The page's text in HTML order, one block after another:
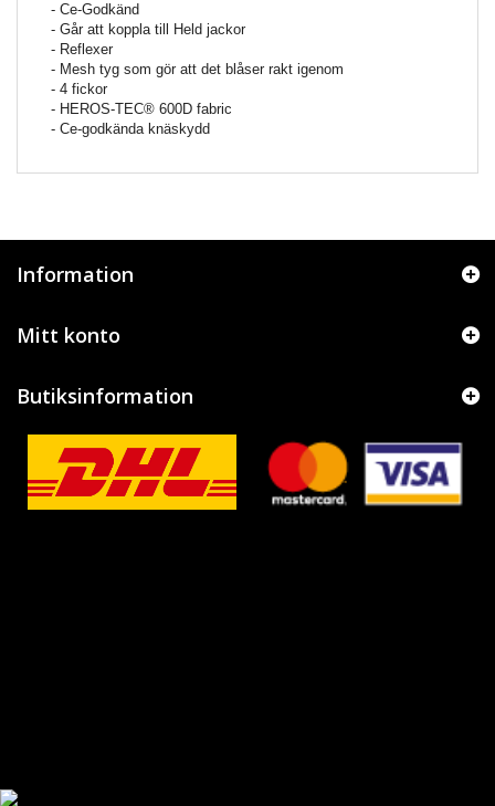
- Ce-Godkänd
- Går att koppla till Held jackor
- Reflexer
- Mesh tyg som gör att det blåser rakt igenom
- 4 fickor
- HEROS-TEC® 600D fabric
- Ce-godkända knäskydd
Information
Mitt konto
Butiksinformation